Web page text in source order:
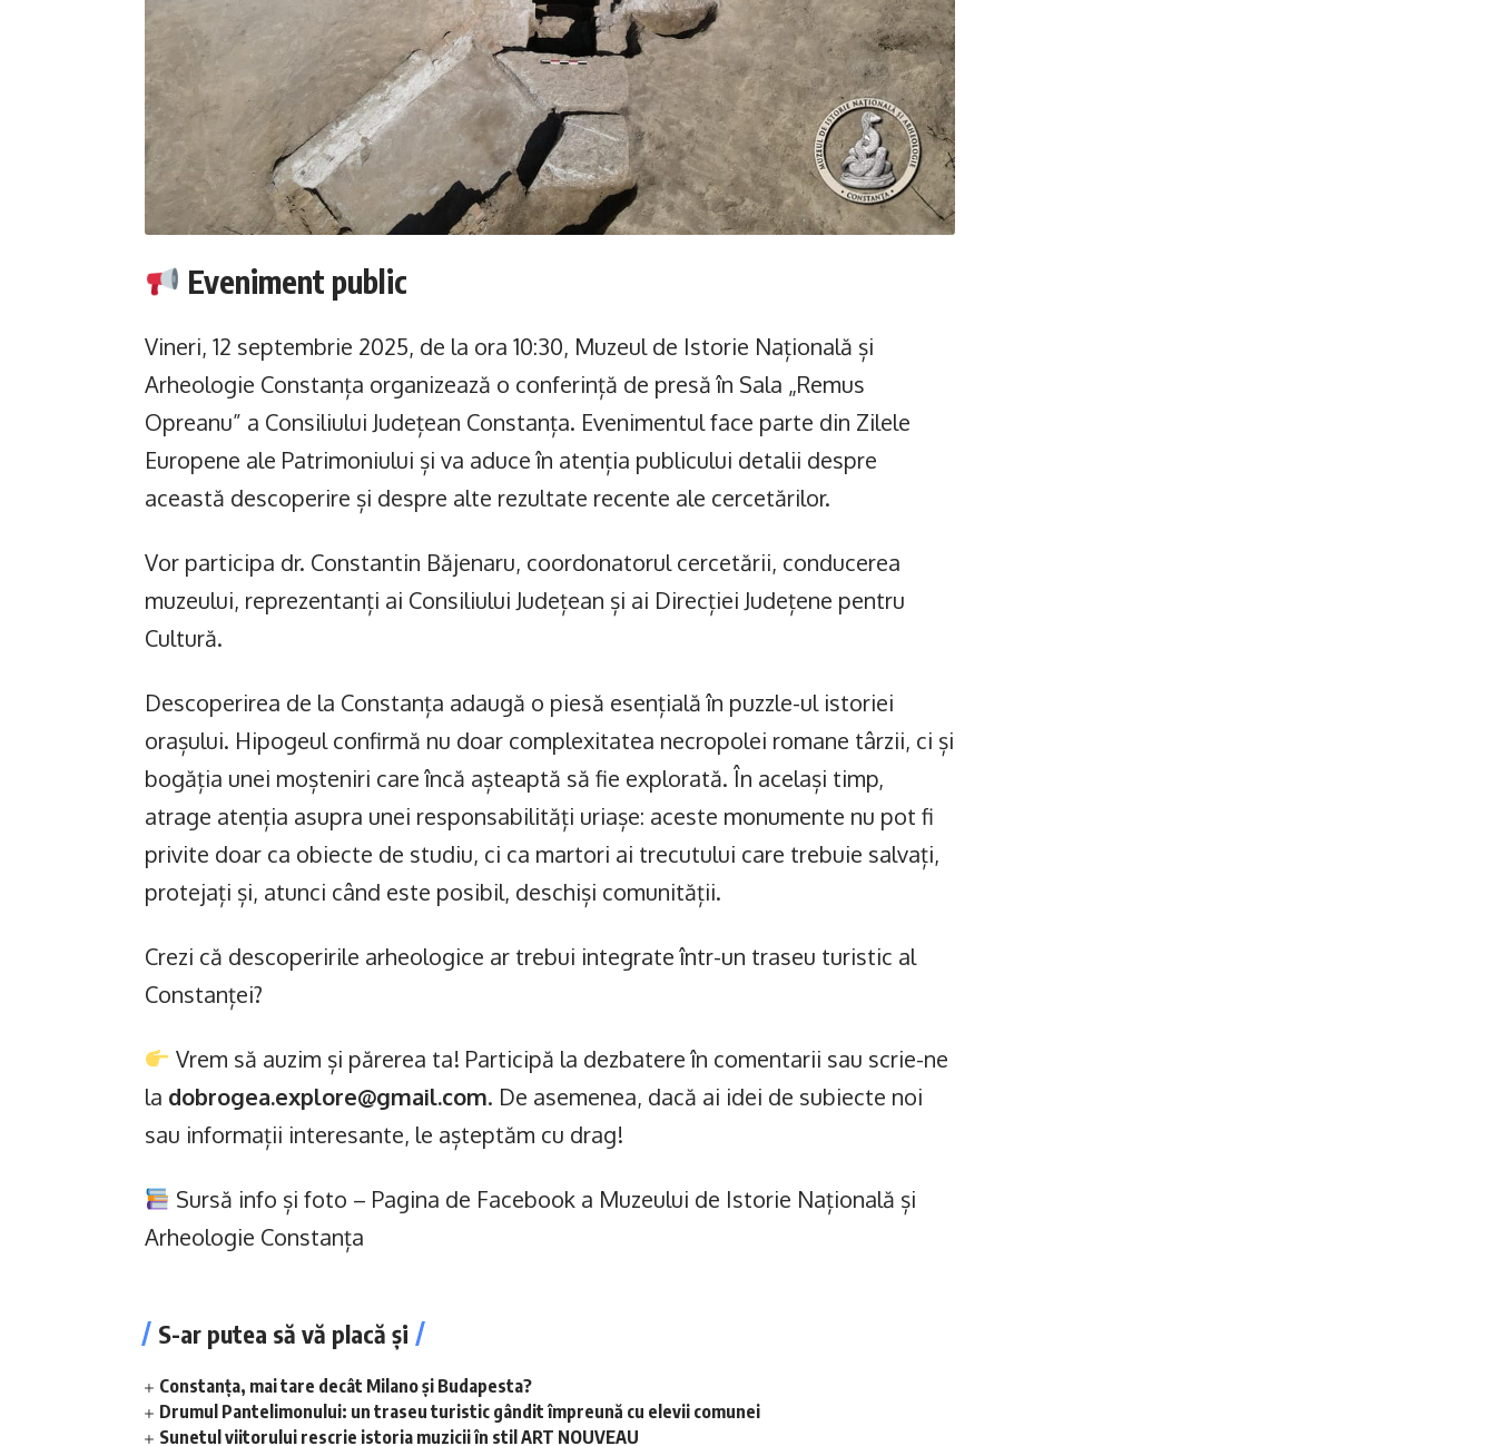
Eveniment public
Vineri, 12 septembrie 2025, de la ora 10:30, Muzeul de Istorie Națională și
Arheologie Constanța organizează o conferință de presă în Sala „Remus
Opreanu” a Consiliului Județean Constanța. Evenimentul face parte din Zilele
Europene ale Patrimoniului și va aduce în atenția publicului detalii despre
această descoperire și despre alte rezultate recente ale cercetărilor.
Vor participa dr. Constantin Băjenaru, coordonatorul cercetării, conducerea
muzeului, reprezentanți ai Consiliului Județean și ai Direcției Județene pentru
Cultură.
Descoperirea de la Constanța adaugă o piesă esențială în puzzle-ul istoriei
orașului. Hipogeul confirmă nu doar complexitatea necropolei romane târzii, ci și
bogăția unei moșteniri care încă așteaptă să fie explorată. În același timp,
atrage atenția asupra unei responsabilități uriașe: aceste monumente nu pot fi
privite doar ca obiecte de studiu, ci ca martori ai trecutului care trebuie salvați,
protejați și, atunci când este posibil, deschiși comunității.
Crezi că descoperirile arheologice ar trebui integrate într-un traseu turistic al
Constanței?
Vrem să auzim și părerea ta! Participă la dezbatere în comentarii sau scrie-ne
la dobrogea.explore@gmail.com. De asemenea, dacă ai idei de subiecte noi
sau informații interesante, le așteptăm cu drag!
Sursă info și foto – Pagina de Facebook a Muzeului de Istorie Națională și
Arheologie Constanța
S-ar putea să vă placă și
Constanța, mai tare decât Milano și Budapesta?
Drumul Pantelimonului: un traseu turistic gândit împreună cu elevii comunei
Sunetul viitorului rescrie istoria muzicii în stil ART NOUVEAU